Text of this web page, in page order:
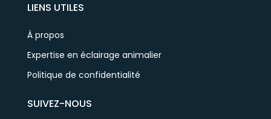
LIENS UTILES
À propos
Expertise en éclairage animalier
Politique de confidentialité
SUIVEZ-NOUS